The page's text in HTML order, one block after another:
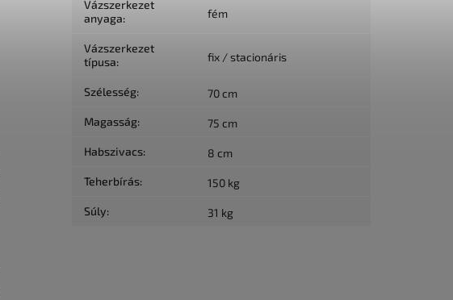
Vázszerkezet
anyaga: fém
Vázszerkezet
típusa: fix / stacionáris
Szélesség: 70 cm
Magasság: 75 cm
Habszivacs: 8 cm
Teherbírás: 150 kg
Súly: 31 kg